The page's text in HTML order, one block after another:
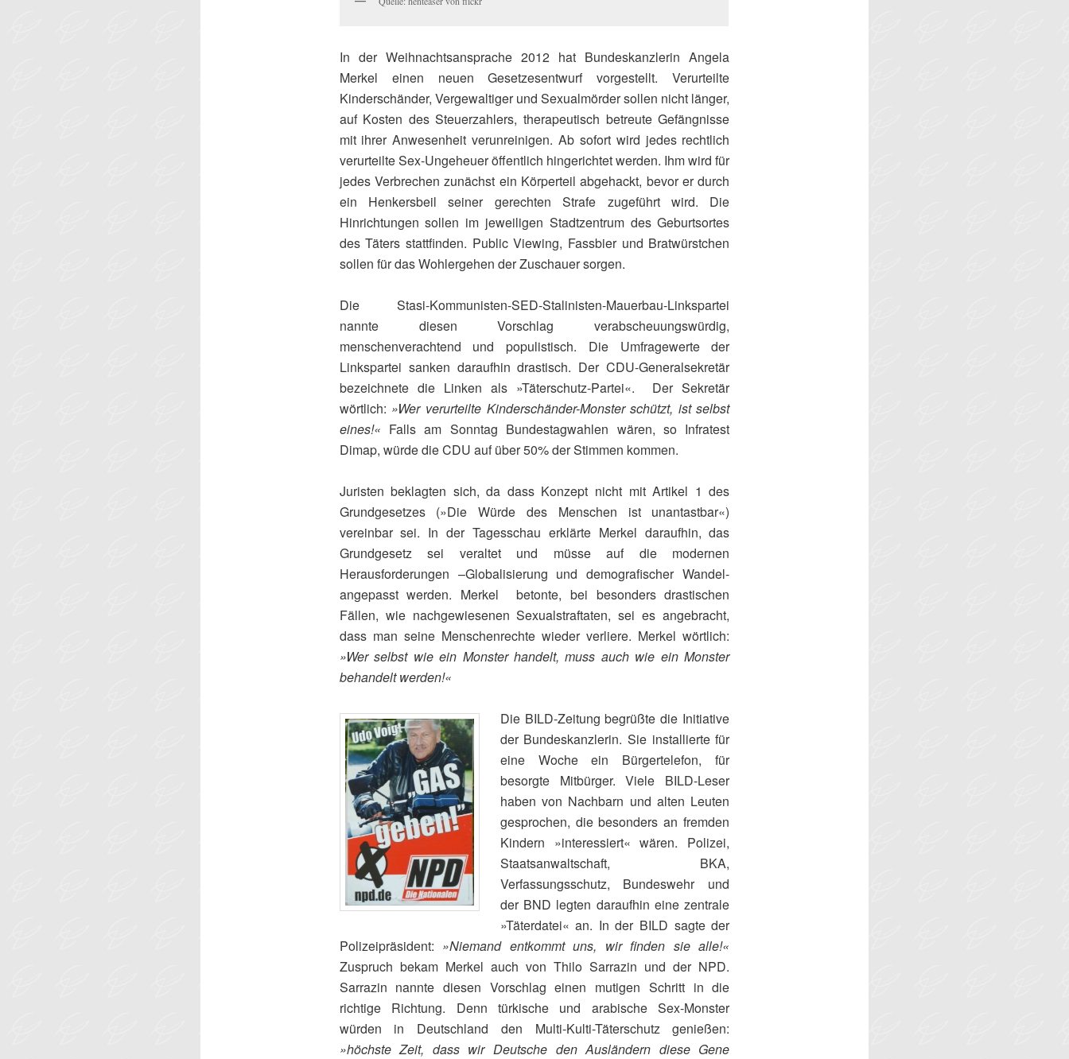
In der Weihnachtsansprache 2012 hat Bundeskanzlerin Angela
Merkel einen neuen Gesetzesentwurf vorgestellt. Verurteilte
Kinderschänder, Vergewaltiger und Sexualmörder sollen nicht länger,
auf Kosten des Steuerzahlers, therapeutisch betreute Gefängnisse
mit ihrer Anwesenheit verunreinigen. Ab sofort wird jedes rechtlich
verurteilte Sex-Ungeheuer öffentlich hingerichtet werden. Ihm wird für
jedes Verbrechen zunächst ein Körperteil abgehackt, bevor er durch
ein Henkersbeil seiner gerechten Strafe zugeführt wird. Die
Hinrichtungen sollen im jeweiligen Stadtzentrum des Geburtsortes
des Täters stattfinden. Public Viewing, Fassbier und Bratwürstchen
sollen für das Wohlergehen der Zuschauer sorgen.
Die Stasi-Kommunisten-SED-Stalinisten-Mauerbau-Linkspartei
nannte diesen Vorschlag verabscheuungswürdig,
menschenverachtend und populistisch. Die Umfragewerte der
Linkspartei sanken daraufhin drastisch. Der CDU-Generalsekretär
bezeichnete die Linken als »Täterschutz-Partei«. Der Sekretär
wörtlich: »Wer verurteilte Kinderschänder-Monster schützt, ist selbst
eines!« Falls am Sonntag Bundestagwahlen wären, so Infratest
Dimap, würde die CDU auf über 50% der Stimmen kommen.
Juristen beklagten sich, da dass Konzept nicht mit Artikel 1 des
Grundgesetzes (»Die Würde des Menschen ist unantastbar«)
vereinbar sei. In der Tagesschau erklärte Merkel daraufhin, das
Grundgesetz sei veraltet und müsse auf die modernen
Herausforderungen –Globalisierung und demografischer Wandel-
angepasst werden. Merkel betonte, bei besonders drastischen
Fällen, wie nachgewiesenen Sexualstraftaten, sei es angebracht,
dass man seine Menschenrechte wieder verliere. Merkel wörtlich:
»Wer selbst wie ein Monster handelt, muss auch wie ein Monster
behandelt werden!«
Die BILD-Zeitung begrüßte die Initiative
der Bundeskanzlerin. Sie installierte für
eine Woche ein Bürgertelefon, für
besorgte Mitbürger. Viele BILD-Leser
haben von Nachbarn und alten Leuten
gesprochen, die besonders an fremden
Kindern »interessiert« wären. Polizei,
Staatsanwaltschaft, BKA,
Verfassungsschutz, Bundeswehr und
der BND legten daraufhin eine zentrale
»Täterdatei« an. In der BILD sagte der
Polizeipräsident: »Niemand entkommt uns, wir finden sie alle!«
Zuspruch bekam Merkel auch von Thilo Sarrazin und der NPD.
Sarrazin nannte diesen Vorschlag einen mutigen Schritt in die
richtige Richtung. Denn türkische und arabische Sex-Monster
würden in Deutschland den Multi-Kulti-Täterschutz genießen:
»höchste Zeit, dass wir Deutsche den Ausländern diese Gene